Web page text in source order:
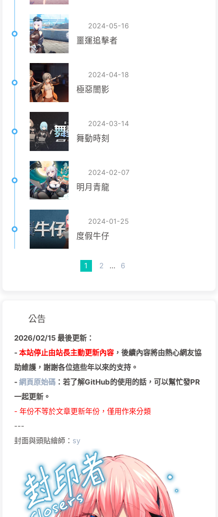
2024-05-16
噩運追擊者
2024-04-18
極惡闇影
2024-03-14
舞動時刻
2024-02-07
明月青龍
2024-01-25
度假牛仔
1 2 … 6
公告
2026/02/15 最後更新：
- 本站停止由站長主動更新內容 ，後續內容將由熱心網友協
助維護，謝謝各位這些年以來的支持。
- 網頁原始碼 ：若了解GitHub的使用的話，可以幫忙發PR
一起更新。
- 年份不等於文章更新年份，僅用作來分類
---
封面與頭貼繪師： sy